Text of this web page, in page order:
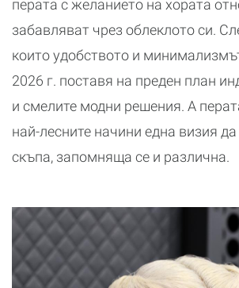
перата с желанието на хората
забавляват чрез облеклото си.
които удобството и
2026 г. поставя на преден план
и смелите модни решения. А
най-лесните начини една визия
скъпа, запомняща се и различна.